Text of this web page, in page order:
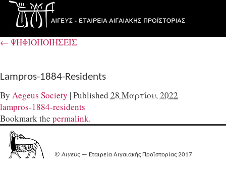
← ΨΗΦΙΟΠΟΙΗΣΕΙΣ
Lampros-1884-Residents
By Aegeus Society |Published 28 Μαρτίου, 2022
lampros-1884-residents
Bookmark the permalink.
©Αιγεύς— Εταιρεία Αιγαιακής Προϊστορίας 2017